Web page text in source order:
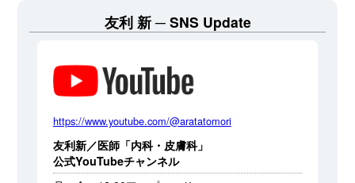
友利 新 SNS Update
https://www.youtube.com/@aratatomori
友利新／医師「内科・皮膚科」
公式YouTubeチャンネル